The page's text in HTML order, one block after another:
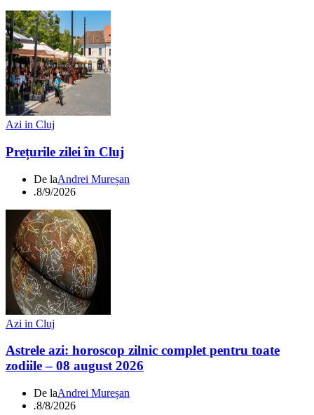
Azi in Cluj
Prețurile zilei în Cluj
De laAndrei Mureșan
.8/9/2026
Azi in Cluj
Astrele azi: horoscop zilnic complet pentru toate
zodiile – 08 august 2026
De laAndrei Mureșan
.8/8/2026